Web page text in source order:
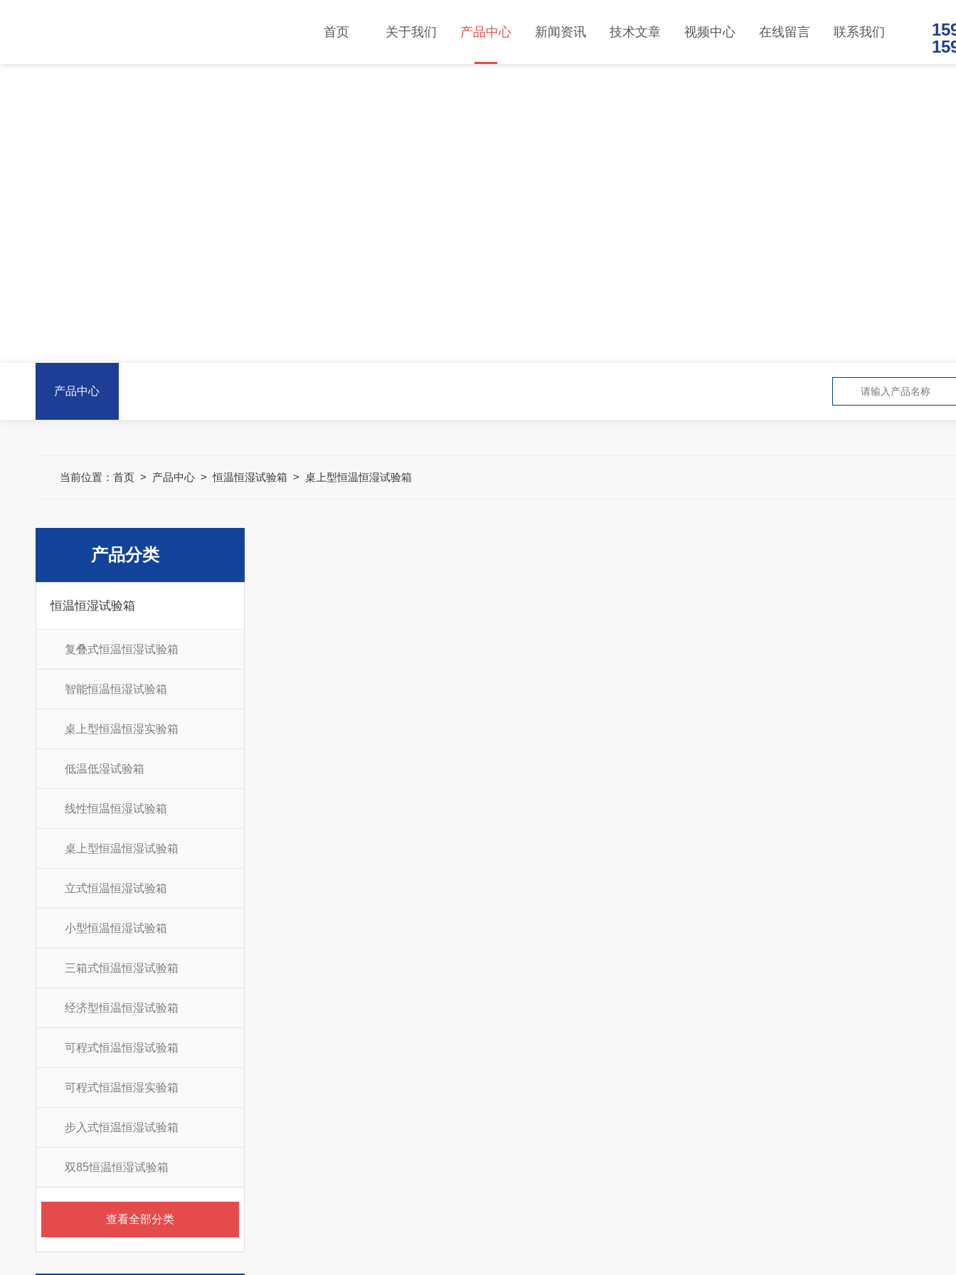
首页 关于我们 产品中心 新闻资讯 技术文章 视频中心 在线留言 联系我们
产品中心
当前位置： 首页 > 产品中心 >恒温恒湿试验箱 > 桌上型恒温恒湿试验箱
产品分类
恒温恒湿试验箱
复叠式恒温恒湿试验箱
智能恒温恒湿试验箱
桌上型恒温恒湿实验箱
低温低湿试验箱
线性恒温恒湿试验箱
桌上型恒温恒湿试验箱
立式恒温恒湿试验箱
小型恒温恒湿试验箱
三箱式恒温恒湿试验箱
经济型恒温恒湿试验箱
可程式恒温恒湿试验箱
可程式恒温恒湿实验箱
步入式恒温恒湿试验箱
双85恒温恒湿试验箱
查看全部分类